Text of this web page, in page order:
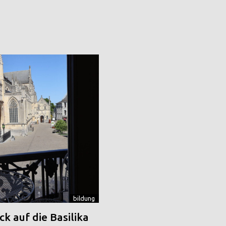
bildung
auf die Basilika